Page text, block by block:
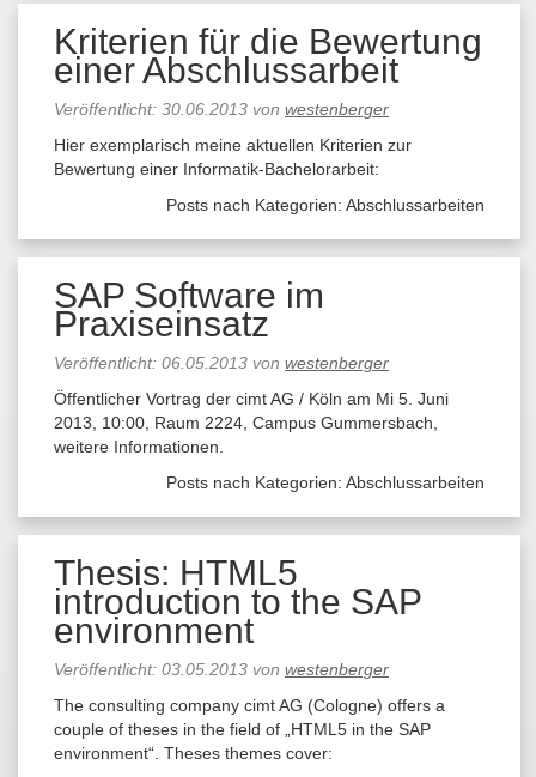
Kriterien für die Bewertung
einer Abschlussarbeit
Veröffentlicht: 30.06.2013 von westenberger
Hier exemplarisch meine aktuellen Kriterien zur
Bewertung einer Informatik-Bachelorarbeit:
Posts nach Kategorien: Abschlussarbeiten
SAP Software im
Praxiseinsatz
Veröffentlicht: 06.05.2013 von westenberger
Öffentlicher Vortrag der cimt AG / Köln am Mi 5. Juni
2013, 10:00, Raum 2224, Campus Gummersbach,
weitere Informationen.
Posts nach Kategorien: Abschlussarbeiten
Thesis: HTML5
introduction to the SAP
environment
Veröffentlicht: 03.05.2013 von westenberger
The consulting company cimt AG (Cologne) offers a
couple of theses in the field of „HTML5 in the SAP
environment“. Theses themes cover: